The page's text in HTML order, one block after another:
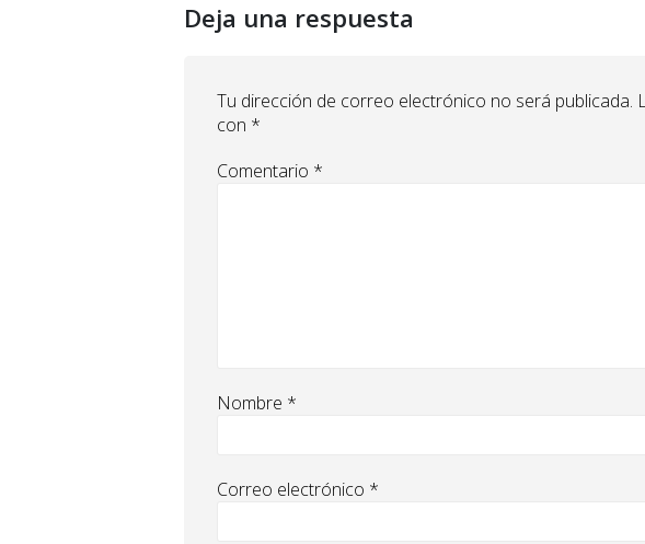
Deja una respuesta
Tu dirección de correo electrónico no será publicada.
con *
Comentario *
Nombre *
Correo electrónico *